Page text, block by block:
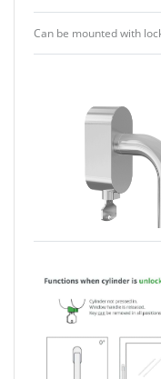
Can be mounted with